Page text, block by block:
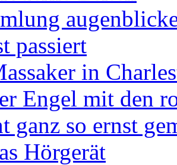
passiert
in
Engel mit den
ganz so ernst
Hörgerät